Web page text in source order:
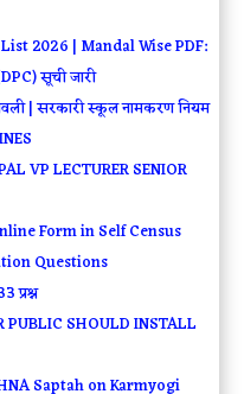
2026 | Mandal Wise PDF:
सूची जारी
| सरकारी स्कूल नामकरण नियम
VP LECTURER SENIOR
Form in Self Census
Questions
प्रश्न
PUBLIC SHOULD INSTALL
Saptah on Karmyogi